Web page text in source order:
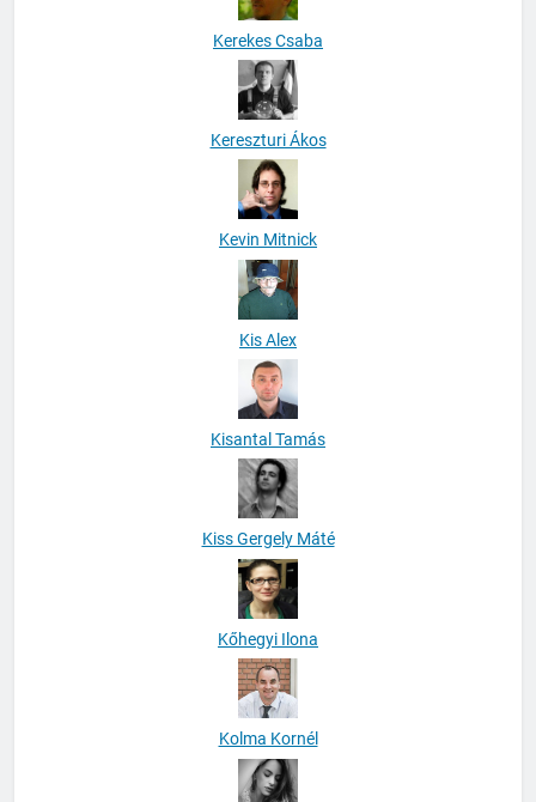
Kerekes Csaba
Kereszturi Ákos
Kevin Mitnick
Kis Alex
Kisantal Tamás
Kiss Gergely Máté
Kőhegyi Ilona
Kolma Kornél